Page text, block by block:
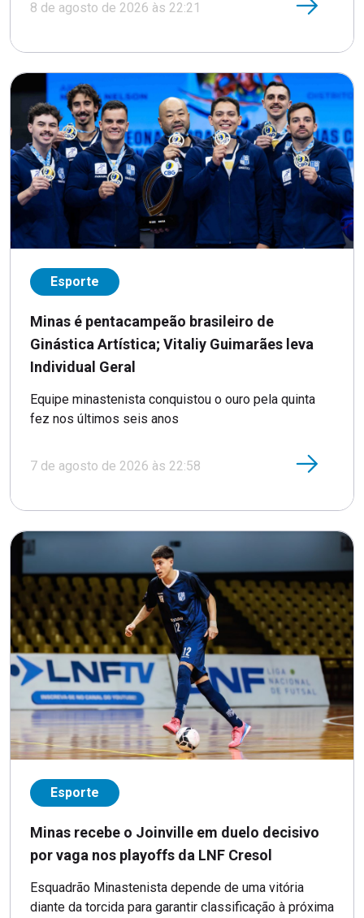
8 de agosto de 2026 às 22:21
Esporte
Minas é pentacampeão brasileiro de
Ginástica Artística; Vitaliy Guimarães leva
Individual Geral
Equipe minastenista conquistou o ouro pela quinta
fez nos últimos seis anos
7 de agosto de 2026 às 22:58
Esporte
Minas recebe o Joinville em duelo decisivo
por vaga nos playoffs da LNF Cresol
Esquadrão Minastenista depende de uma vitória
diante da torcida para garantir classificação à próxima